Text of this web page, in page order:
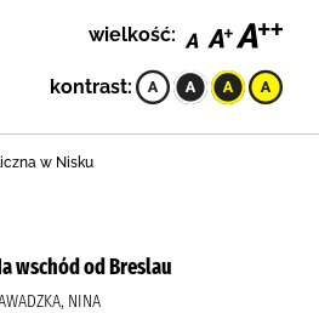
wielkość:
kontrast:
w Nisku
wschód od Breslau
NINA